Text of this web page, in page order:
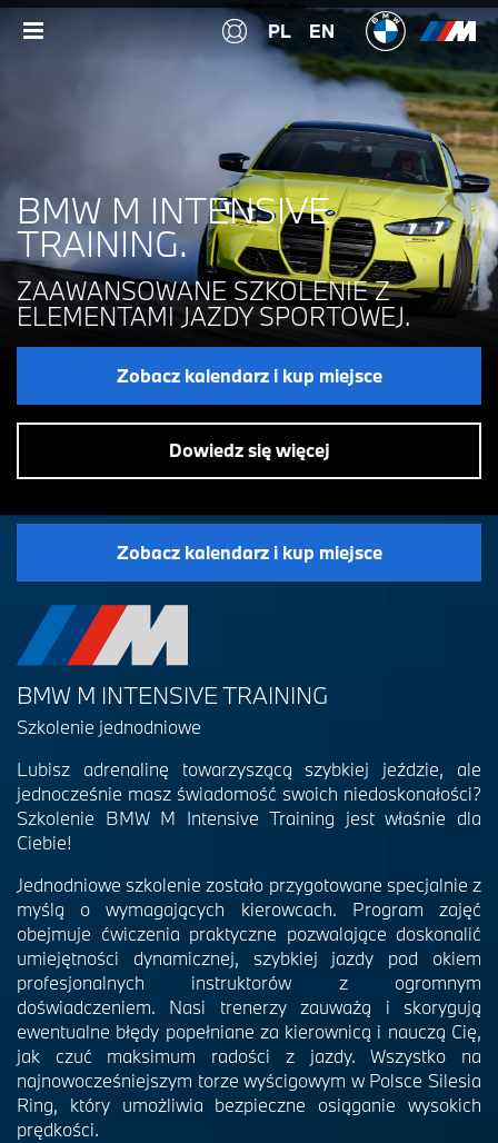
PL EN
BMW M INTENSIVE
TRAINING.
ZAAWANSOWANE SZKOLENIE Z
ELEMENTAMI JAZDY SPORTOWEJ.
Zobacz kalendarz i kup miejsce
Dowiedz się więcej
Zobacz kalendarz i kup miejsce
BMW M INTENSIVE TRAINING
Szkolenie jednodniowe
Lubisz adrenalinę towarzyszącą szybkiej jeździe, ale
jednocześnie masz świadomość swoich niedoskonałości?
Szkolenie BMW M Intensive Training jest właśnie dla
Ciebie!
Jednodniowe szkolenie zostało przygotowane specjalnie z
myślą o wymagających kierowcach. Program zajęć
obejmuje ćwiczenia praktyczne pozwalające doskonalić
umiejętności dynamicznej, szybkiej jazdy pod okiem
profesjonalnych instruktorów z ogromnym
doświadczeniem. Nasi trenerzy zauważą i skorygują
ewentualne błędy popełniane za kierownicą i nauczą Cię,
jak czuć maksimum radości z jazdy. Wszystko na
najnowocześniejszym torze wyścigowym w Polsce Silesia
Ring, który umożliwia bezpieczne osiąganie wysokich
prędkości.